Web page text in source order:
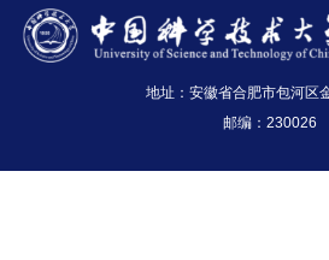
地址：安徽省合肥市包河区
邮编：230026